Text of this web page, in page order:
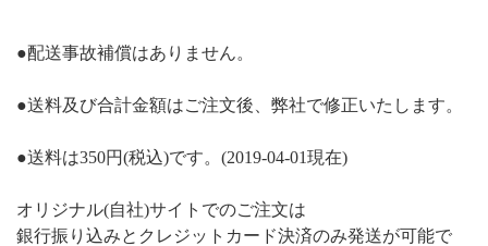
●配送事故補償はありません。
●送料及び合計金額はご注文後、弊社で修正いたします。
●送料は350円(税込)です。(2019-04-01現在)
オリジナル(自社)サイトでのご注文は
銀行振り込みとクレジットカード決済のみ発送が可能で